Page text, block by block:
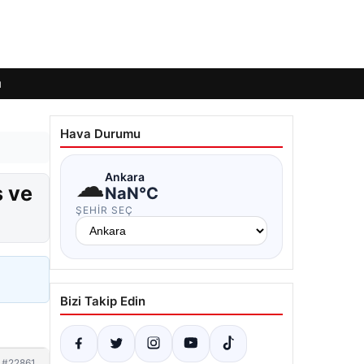
ve
Hava Durumu
☁Ankara
NaN°C
ŞEHIR SEÇ
Bizi Takip Edin